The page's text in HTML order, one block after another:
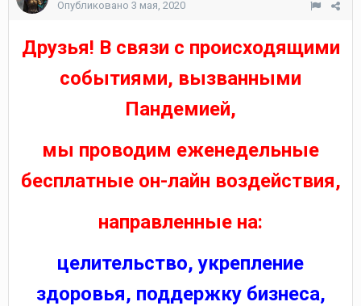
Опубликовано 3 мая, 2020
Друзья! В связи с происходящими
событиями, вызванными
Пандемией,
мы проводим еженедельные
бесплатные он-лайн воздействия,
направленные на:
целительство, укрепление
здоровья, поддержку бизнеса,